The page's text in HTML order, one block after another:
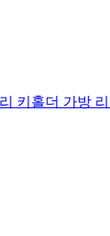
키홀더 가방